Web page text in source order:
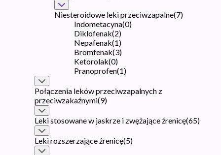
Niesteroidowe leki przeciwzapalne(7)
Indometacyna(0)
Diklofenak(2)
Nepafenak(1)
Bromfenak(3)
Ketorolak(0)
Pranoprofen(1)
Połączenia leków przeciwzapalnych z
przeciwzakaźnymi(9)
Leki stosowane w jaskrze i zwężające źrenicę(65)
Leki rozszerzające źrenicę(5)